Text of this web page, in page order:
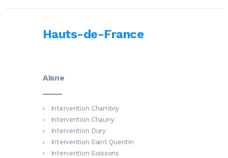
Hauts-de-France
Aisne
Intervention Chambry
Intervention Chauny
Intervention Dury
Intervention Saint Quentin
Intervention Soissons